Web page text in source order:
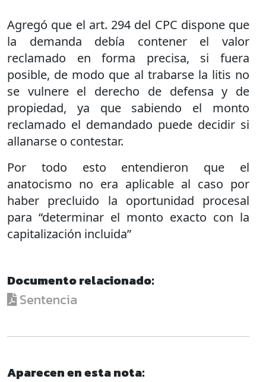
Agregó que el art. 294 del CPC dispone que
la demanda debía contener el valor
reclamado en forma precisa, si fuera
posible, de modo que al trabarse la litis no
se vulnere el derecho de defensa y de
propiedad, ya que sabiendo el monto
reclamado el demandado puede decidir si
allanarse o contestar.
Por todo esto entendieron que el
anatocismo no era aplicable al caso por
haber precluido la oportunidad procesal
para “determinar el monto exacto con la
capitalización incluida”
Documento relacionado:
Sentencia
Aparecen en esta nota: